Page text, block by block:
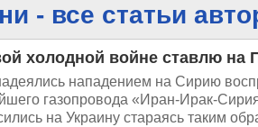
- все статьи
холодной войне ставлю на
нападением на Сирию
газопровода «Иран-Ирак-
на Украину стараясь таким